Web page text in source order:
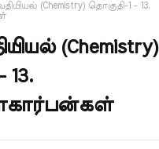
(Chemistry) தொகுதி-1 - 13.
(Chemistry)
13.